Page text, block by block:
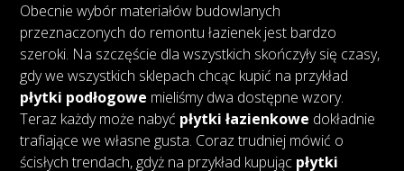
Obecnie wybór materiałów budowlanych
przeznaczonych do remontu łazienek jest bardzo
szeroki. Na szczęście dla wszystkich skończyły się czasy,
gdy we wszystkich sklepach chcąc kupić na przykład
płytki podłogowe mieliśmy dwa dostępne wzory.
Teraz każdy może nabyć płytki łazienkowe dokładnie
trafiające we własne gusta. Coraz trudniej mówić o
ścisłych trendach, gdyż na przykład kupując płytki